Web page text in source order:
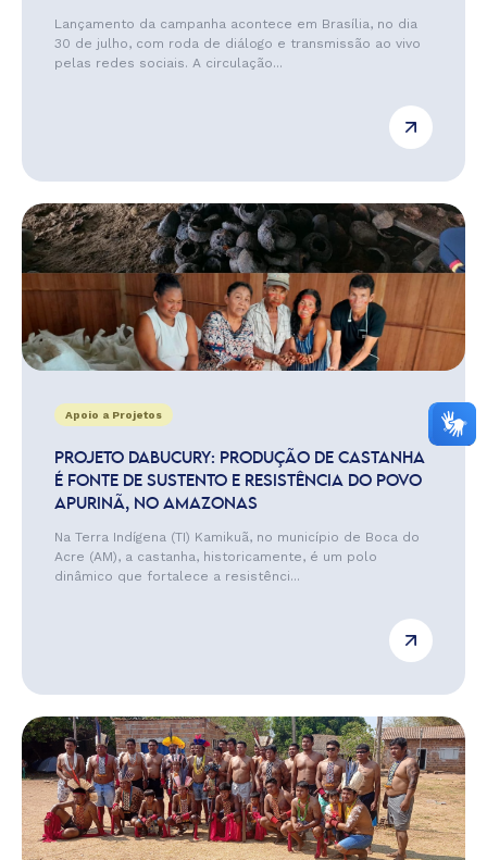
Lançamento da campanha acontece em Brasília, no dia
30 de julho, com roda de diálogo e transmissão ao vivo
pelas redes sociais. A circulação...
Apoio a Projetos
PROJETO DABUCURY: PRODUÇÃO DE CASTANHA
É FONTE DE SUSTENTO E RESISTÊNCIA DO POVO
APURINÃ, NO AMAZONAS
Na Terra Indígena (TI) Kamikuã, no município de Boca do
Acre (AM), a castanha, historicamente, é um polo
dinâmico que fortalece a resistênci...